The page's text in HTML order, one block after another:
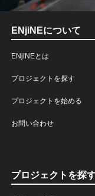
ENjiNEについて
ENjiNEとは
プロジェクトを探す
プロジェクトを始める
お問い合わせ
プロジェクトを探